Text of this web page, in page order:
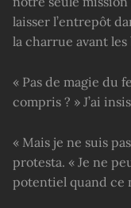
laisser l’entrepôt
la charrue avant
« Pas de magie du
compris ? » J’ai
« Mais je ne suis
protesta. « Je ne
potentiel quand ce